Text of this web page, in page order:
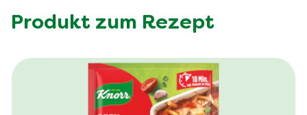
Produkt zum Rezept